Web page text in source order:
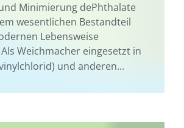
Minimierung dePhthalate
wesentlichen Bestandteil
Lebensweise
Weichmacher eingesetzt in
und anderen...